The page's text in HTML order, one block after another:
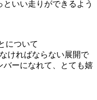
いい走りができるよう
について
ければならない展開で
バーになれて、とても嬉